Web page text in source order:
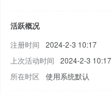
活跃概况
注册时间 2024-2-3 10:17
上次活动时间
2024-2-3 10:17
所在时区
使用系统默认